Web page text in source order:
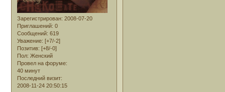
Зарегистрирован: 2008-07-20
Приглашений: 0
Сообщений: 619
Уважение: [+7/-2]
Позитив: [+8/-0]
Пол: Женский
Провел на форуме:
40 минут
Последний визит:
2008-11-24 20:50:15